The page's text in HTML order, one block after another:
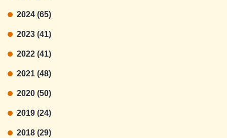
2024 (65)
2023 (41)
2022 (41)
2021 (48)
2020 (50)
2019 (24)
2018 (29)